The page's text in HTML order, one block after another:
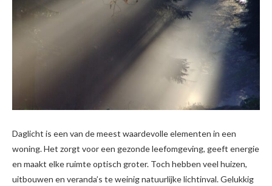
Daglicht is een van de meest waardevolle elementen in een
woning. Het zorgt voor een gezonde leefomgeving, geeft energie
en maakt elke ruimte optisch groter. Toch hebben veel huizen,
uitbouwen en veranda’s te weinig natuurlijke lichtinval. Gelukkig